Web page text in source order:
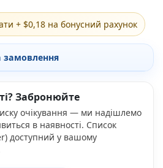
зимові
Валентина
класика
фентезі
+ $0,18 на бонусний рахунок
замовлення
Забронюйте
очікування — ми надішлемо
в наявності. Список
доступний у вашому